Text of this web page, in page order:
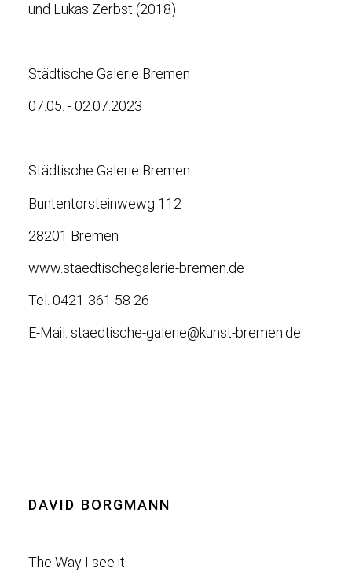
und Lukas Zerbst (2018)
Städtische Galerie Bremen
07.05. - 02.07.2023
Städtische Galerie Bremen
Buntentorsteinwewg 112
28201 Bremen
www.staedtischegalerie-bremen.de
Tel. 0421-361 58 26
E-Mail: staedtische-galerie@kunst-bremen.de
DAVID BORGMANN
The Way I see it